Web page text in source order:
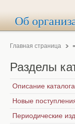
Об
Главная страница
Разделы
Описание каталога
Новые
Периодические